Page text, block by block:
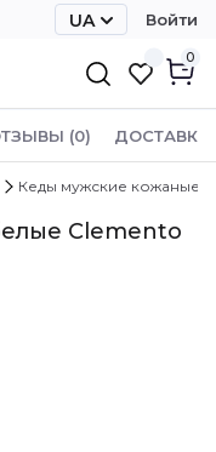
UA Войти
0
(0) ДОСТАВКА
Кеды мужские кожаные
Clemento